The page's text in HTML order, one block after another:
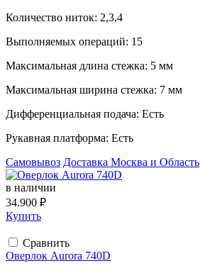
Количество ниток: 2,3,4
Выполняемых операций: 15
Максимальная длина стежка: 5 мм
Максимальная ширина стежка: 7 мм
Дифференциальная подача: Есть
Рукавная платформа: Есть
Самовывоз Доставка Москва и Область
в наличии
34.900 ₽
Купить
Сравнить
Оверлок Aurora 740D